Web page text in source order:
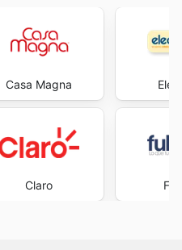
Casa Magna
Claro